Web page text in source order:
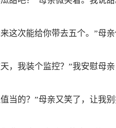
这次能给你带去五个。”母
，我装个监控？”我安慰母
当的？”母亲又笑了，让我别